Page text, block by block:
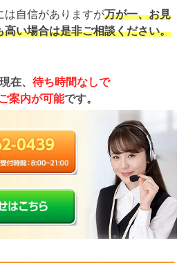
は自信がありますが万が一、お見
高い場合は是非ご相談ください。
在、 待ち時間なしで
案内が可能です。